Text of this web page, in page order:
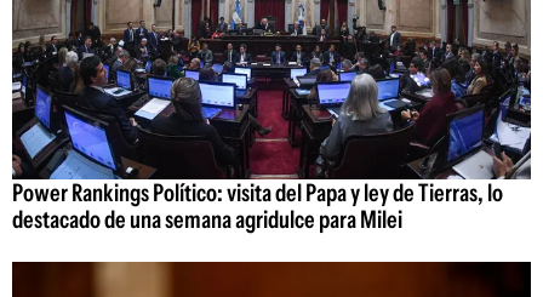
Power Rankings Político: visita del Papa y ley de Tierras, lo
destacado de una semana agridulce para Milei